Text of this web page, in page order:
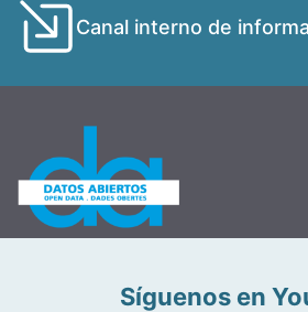
Canal interno de
Síguenos en